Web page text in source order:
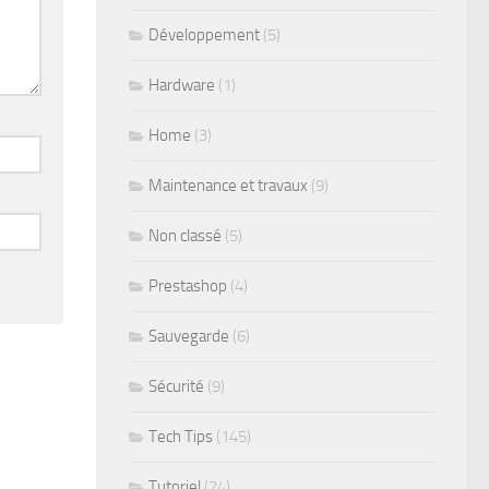
Développement (5)
Hardware (1)
Home (3)
Maintenance et travaux (9)
Non classé (5)
Prestashop (4)
Sauvegarde (6)
Sécurité (9)
Tech Tips (145)